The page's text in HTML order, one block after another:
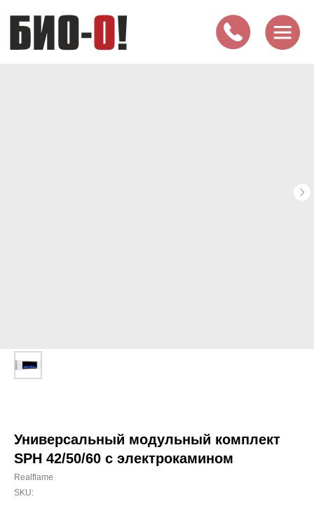
Универсальный модульный комплект
SPH 42/50/60 c электрокамином
Realflame
SKU: